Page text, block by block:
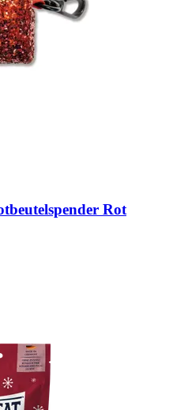
Rot